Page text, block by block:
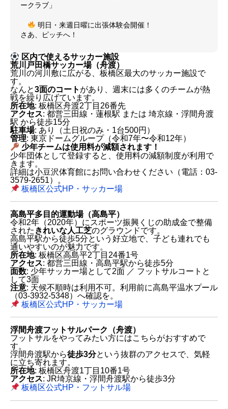
ークラブ」
明日・来週日曜に出張体験会開催！
さあ、ピッチへ！
区内で使えるサッカー施設
荒川戸田橋サッカー場（舟渡）
荒川の河川敷に広がる、板橋区最大のサッカー施設で
す。
なんと3面のコート があり、週末には多くのチームが熱
戦を繰り広げています。
所在地: 板橋区舟渡2丁目26番先
アクセス: 都営三田線・蓮根駅 または 埼京線・浮間舟渡
駅 から徒歩15分
駐車場: あり（土日祝のみ・1台500円）
管理: 東京ドームグループ（令和7年〜令和12年）
少年チームは使用料が減額されます！
少年団体として登録すると、使用料の減額制度が利用で
きます。
詳細は小豆沢体育館にお問い合わせください（電話：03-
3579-2651）。
板橋区公式HP・サッカー場
高島平多目的運動場（高島平）
令和2年（2020年）にスポーツ振興くじの助成金で整備
された きれいな人工芝のグラウンドです。
高島平駅から徒歩5分という好立地で、子ども連れでも
通いやすいのが魅力です。
所在地: 板橋区高島平2丁目24番1号
アクセス: 都営三田線・高島平駅から徒歩5分
面数: 少年サッカー場として2面 ／ フットサルコートと
して3面
注意: 天候不順時は利用不可。利用前に高島平温水プール
（03-3932-5348）へ確認を。
板橋区公式HP・サッカー場
浮間舟渡フットサルパーク（舟渡）
フットサルをやってみたい方にはこちらがおすすめで
す。
浮間舟渡駅から徒歩3分という抜群のアクセスで、気軽
に立ち寄れます。
所在地: 板橋区舟渡1丁目10番1号
アクセス: JR埼京線・浮間舟渡駅から徒歩3分
板橋区公式HP・フットサル場